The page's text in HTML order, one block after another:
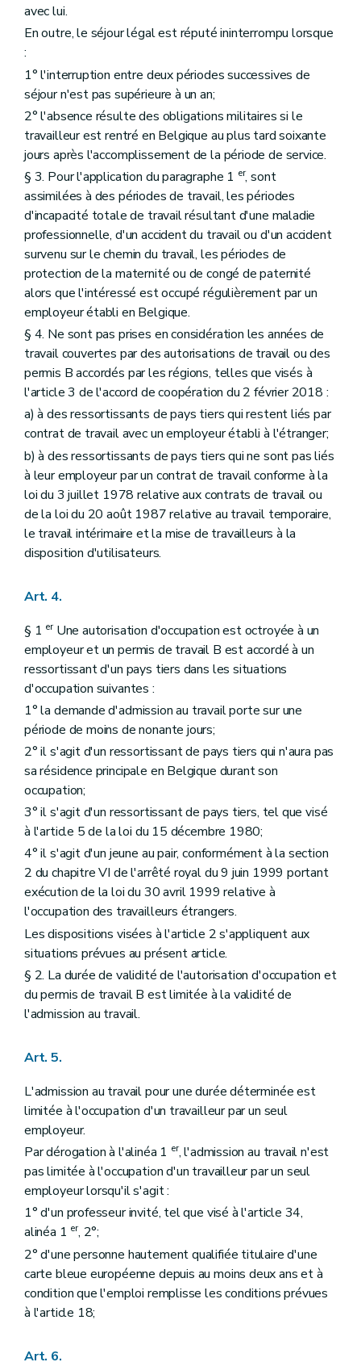
avec lui.
En outre, le séjour légal est réputé ininterrompu lorsque
:
1° l'interruption entre deux périodes successives de
séjour n'est pas supérieure à un an;
2° l'absence résulte des obligations militaires si le
travailleur est rentré en Belgique au plus tard soixante
jours après l'accomplissement de la période de service.
§ 3. Pour l'application du paragraphe 1 er, sont
assimilées à des périodes de travail, les périodes
d'incapacité totale de travail résultant d'une maladie
professionnelle, d'un accident du travail ou d'un accident
survenu sur le chemin du travail, les périodes de
protection de la maternité ou de congé de paternité
alors que l'intéressé est occupé régulièrement par un
employeur établi en Belgique.
§ 4. Ne sont pas prises en considération les années de
travail couvertes par des autorisations de travail ou des
permis B accordés par les régions, telles que visés à
l'article 3 de l'accord de coopération du 2 février 2018 :
a) à des ressortissants de pays tiers qui restent liés par
contrat de travail avec un employeur établi à l'étranger;
b) à des ressortissants de pays tiers qui ne sont pas liés
à leur employeur par un contrat de travail conforme à la
loi du 3 juillet 1978 relative aux contrats de travail ou
de la loi du 20 août 1987 relative au travail temporaire,
le travail intérimaire et la mise de travailleurs à la
disposition d'utilisateurs.
Art. 4.
§ 1 erUne autorisation d'occupation est octroyée à un
employeur et un permis de travail B est accordé à un
ressortissant d'un pays tiers dans les situations
d'occupation suivantes :
1° la demande d'admission au travail porte sur une
période de moins de nonante jours;
2° il s'agit d'un ressortissant de pays tiers qui n'aura pas
sa résidence principale en Belgique durant son
occupation;
3° il s'agit d'un ressortissant de pays tiers, tel que visé
à l'article 5 de la loi du 15 décembre 1980;
4° il s'agit d'un jeune au pair, conformément à la section
2 du chapitre VI de l'arrêté royal du 9 juin 1999 portant
exécution de la loi du 30 avril 1999 relative à
l'occupation des travailleurs étrangers.
Les dispositions visées à l'article 2 s'appliquent aux
situations prévues au présent article.
§ 2. La durée de validité de l'autorisation d'occupation et
du permis de travail B est limitée à la validité de
l'admission au travail.
Art. 5.
L'admission au travail pour une durée déterminée est
limitée à l'occupation d'un travailleur par un seul
employeur.
Par dérogation à l'alinéa 1 er, l'admission au travail n'est
pas limitée à l'occupation d'un travailleur par un seul
employeur lorsqu'il s'agit :
1° d'un professeur invité, tel que visé à l'article 34,
alinéa 1 er, 2°;
2° d'une personne hautement qualifiée titulaire d'une
carte bleue européenne depuis au moins deux ans et à
condition que l'emploi remplisse les conditions prévues
à l'article 18;
Art. 6.